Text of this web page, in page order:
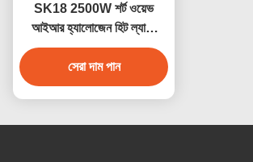
SK18 2500W শর্ট ওয়েভ
আইআর হ্যালোজেন হিট ল্যাম্প
235V
সেরা দাম পান